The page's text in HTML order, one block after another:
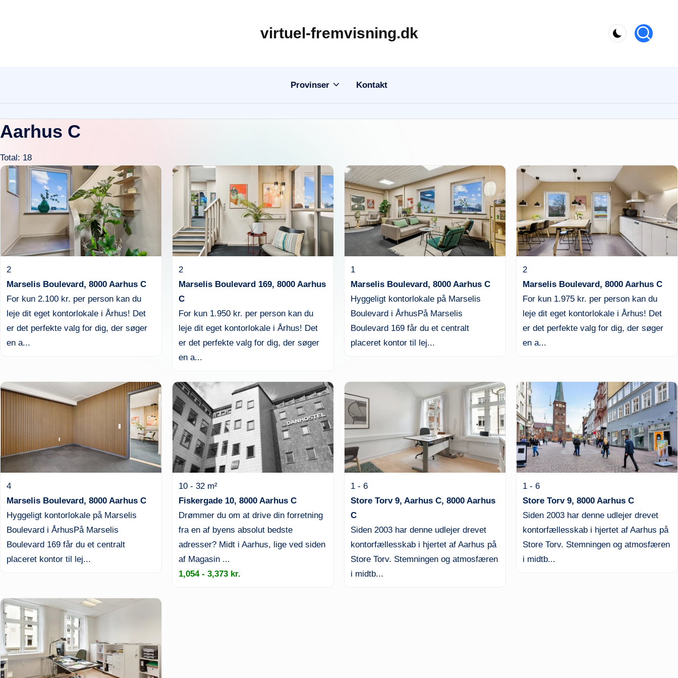
virtuel-fremvisning.dk
Provinser Kontakt
Aarhus C
Total: 18
2
Marselis Boulevard, 8000 Aarhus C
For kun 2.100 kr. per person kan du
leje dit eget kontorlokale i Århus! Det
er det perfekte valg for dig, der søger
en a...
2
Marselis Boulevard 169, 8000 Aarhus
C
For kun 1.950 kr. per person kan du
leje dit eget kontorlokale i Århus! Det
er det perfekte valg for dig, der søger
en a...
1
Marselis Boulevard, 8000 Aarhus C
Hyggeligt kontorlokale på Marselis
Boulevard i ÅrhusPå Marselis
Boulevard 169 får du et centralt
placeret kontor til lej...
2
Marselis Boulevard, 8000 Aarhus C
For kun 1.975 kr. per person kan du
leje dit eget kontorlokale i Århus! Det
er det perfekte valg for dig, der søger
en a...
4
Marselis Boulevard, 8000 Aarhus C
Hyggeligt kontorlokale på Marselis
Boulevard i ÅrhusPå Marselis
Boulevard 169 får du et centralt
placeret kontor til lej...
10 - 32 m²
Fiskergade 10, 8000 Aarhus C
Drømmer du om at drive din forretning
fra en af byens absolut bedste
adresser? Midt i Aarhus, lige ved siden
af Magasin ...
1,054 - 3,373 kr.
1 - 6
Store Torv 9, Aarhus C, 8000 Aarhus
C
Siden 2003 har denne udlejer drevet
kontorfællesskab i hjertet af Aarhus på
Store Torv. Stemningen og atmosfæren
i midtb...
1 - 6
Store Torv 9, 8000 Aarhus C
Siden 2003 har denne udlejer drevet
kontorfællesskab i hjertet af Aarhus på
Store Torv. Stemningen og atmosfæren
i midtb...